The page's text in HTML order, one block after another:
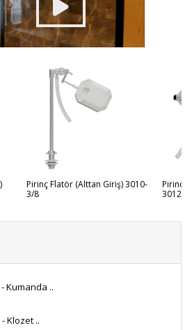
Pirinç Flatör (Alttan Giriş) 3010-
3/8
Pirinç
3012-
Kumanda ..
Klozet ..